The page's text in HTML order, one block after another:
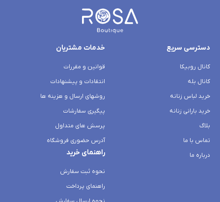
دسترسی سریع
کانال روبیکا
کانال بله
خرید لباس زنانه
خرید بارانی زنانه
بلاگ
تماس با ما
درباره ما
خدمات مشتریان
قوانین و مقررات
انتقادات و پیشنهادات
روشهای ارسال و هزینه ها
پیگیری سفارشات
پرسش های متداول
آدرس حضوری فروشگاه
راهنمای خرید
نحوه ثبت سفارش
راهنمای پرداخت